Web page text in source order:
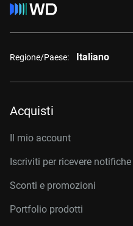
Regione/Paese: Italiano
Acquisti
Il mio account
Iscriviti per ricevere
Sconti e promozioni
Portfolio prodotti